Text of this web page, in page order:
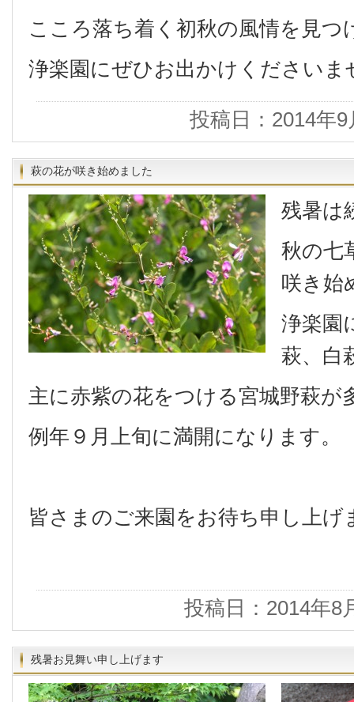
こころ落ち着く初秋の風情を見つ
浄楽園にぜひお出かけくださいま
投稿日：2014年9
萩の花が咲き始めました
残暑は
秋の七
咲き始
浄楽園
萩、白
主に赤紫の花をつける宮城野萩が
例年９月上旬に満開になります。
皆さまのご来園をお待ち申し上げ
投稿日：2014年8
残暑お見舞い申し上げます